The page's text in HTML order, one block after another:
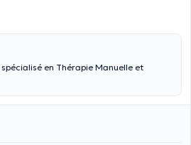
en Thérapie Manuelle et